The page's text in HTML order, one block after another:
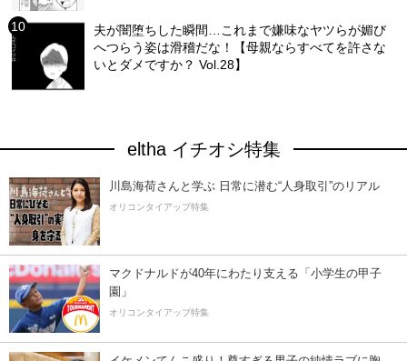
夫が闇堕ちした瞬間…これまで嫌味なヤツらが媚び
へつらう姿は滑稽だな！【母親ならすべてを許さな
いとダメですか？ Vol.28】
eltha イチオシ特集
川島海荷さんと学ぶ 日常に潜む“人身取引”のリアル
オリコンタイアップ特集
マクドナルドが40年にわたり支える「小学生の甲子
園」
オリコンタイアップ特集